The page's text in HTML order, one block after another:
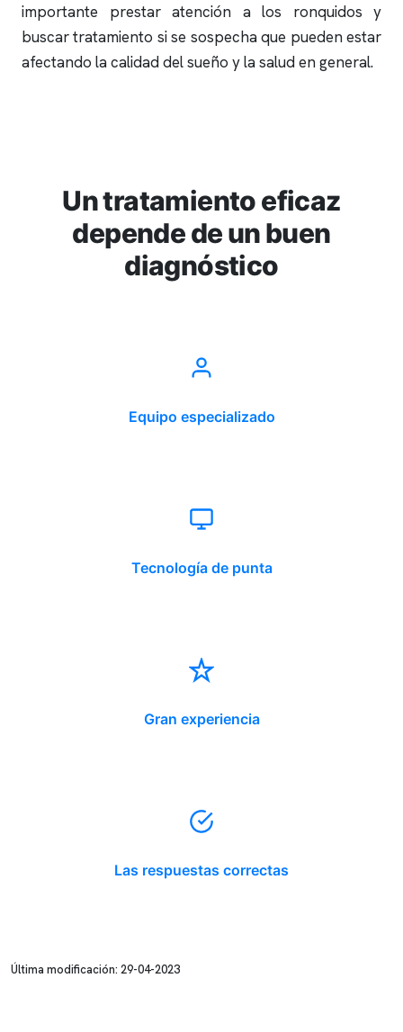
importante prestar atención a los ronquidos y
buscar tratamiento si se sospecha que pueden estar
afectando la calidad del sueño y la salud en general.
Un tratamiento eficaz
depende de un buen
diagnóstico
Equipo especializado
Tecnología de punta
Gran experiencia
Las respuestas correctas
Última modificación: 29-04-2023